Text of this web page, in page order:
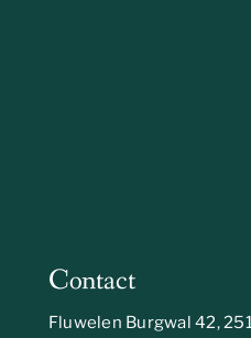
Contact
Fluwelen Burgwal 42,